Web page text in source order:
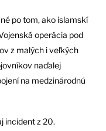
po tom, ako islamskí
operácia pod
z malých i veľkých
naďalej
na medzinárodnú
incident z 20.